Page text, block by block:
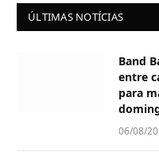
ÚLTIMAS NOTÍCIAS
Band
entre
para
06/08/